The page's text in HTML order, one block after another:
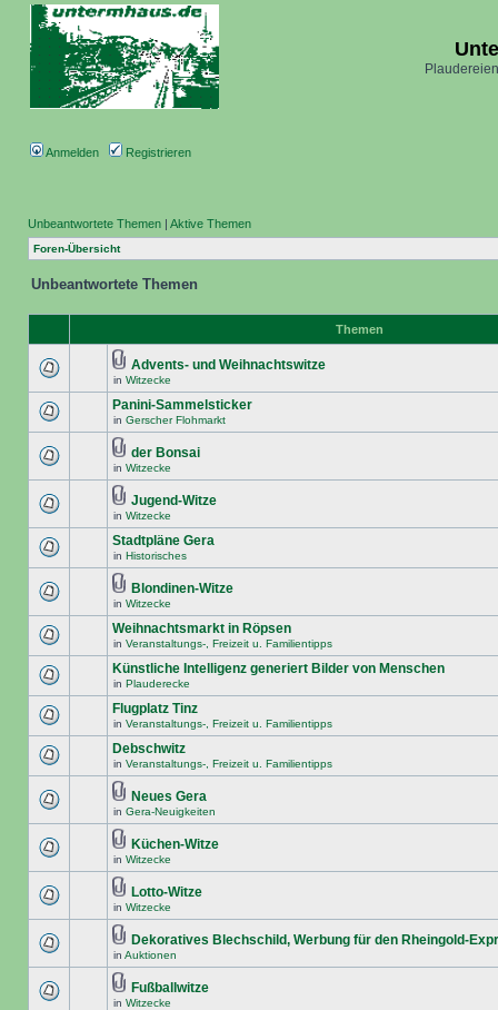
Anmelden Registrieren
Unbeantwortete Themen | Aktive Themen
Foren-Übersicht
Unbeantwortete Themen
Themen
Advents- und Weihnachtswitze
in Witzecke
Panini-Sammelsticker
in Gerscher Flohmarkt
der Bonsai
in Witzecke
Jugend-Witze
in Witzecke
Stadtpläne Gera
in Historisches
Blondinen-Witze
in Witzecke
Weihnachtsmarkt in Röpsen
in Veranstaltungs-, Freizeit u. Familientipps
Künstliche Intelligenz generiert Bilder von Menschen
in Plauderecke
Flugplatz Tinz
in Veranstaltungs-, Freizeit u. Familientipps
Debschwitz
in Veranstaltungs-, Freizeit u. Familientipps
Neues Gera
in Gera-Neuigkeiten
Küchen-Witze
in Witzecke
Lotto-Witze
in Witzecke
Dekoratives Blechschild, Werbung für den Rheingold-
in Auktionen
Fußballwitze
in Witzecke